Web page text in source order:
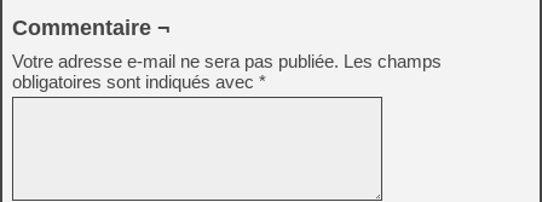
Commentaire ¬
Votre adresse e-mail ne sera pas publiée. Les champs
obligatoires sont indiqués avec *